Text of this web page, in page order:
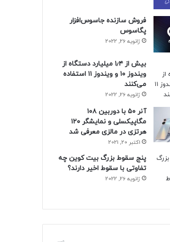
فروش سازنده جاسوس‌افزار
پگاسوس
ژانویه 26, 2022
بیش از ۱٫۴ میلیارد دستگاه از
ویندوز ۱۰ و ویندوز ۱۱ استفاده
می‌کنند
ژانویه 26, 2022
آنر ۵۰ با دوربین ۱۰۸
مگاپیکسلی و نمایشگر ۱۲۰
هرتزی در مالزی معرفی شد
اکتبر 20, 2021
پنج سقوط بزرگ بیت کوین چه
تفاوتی با سقوط اخیر دارند؟
ژانویه 26, 2022